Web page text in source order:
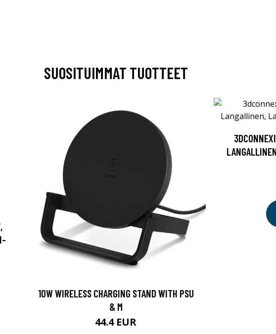
SUOSITUIMMAT TUOTTEET
10W WIRELESS CHARGING STAND WITH PSU
& M
44.4 EUR